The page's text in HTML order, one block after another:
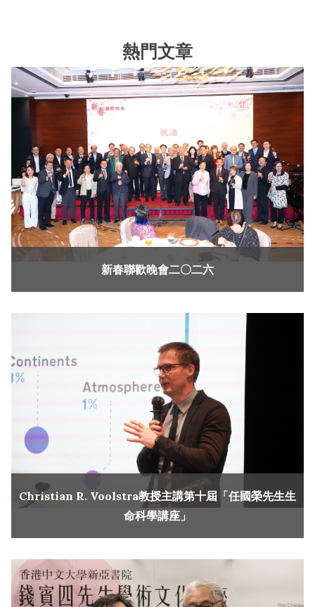
熱門文章
新春聯歡晚會二〇二六
Christian R. Voolstra教授主講第十屆「任國榮先生生
命科學講座」